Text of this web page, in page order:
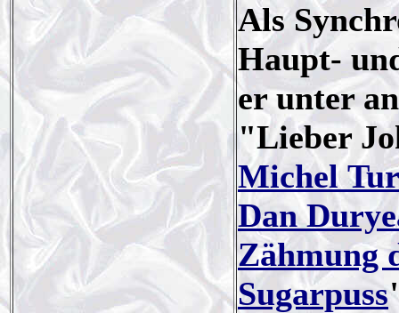
Als
Haupt-
er unter
"Lieber
Michel
Dan
Zähmung
Sugarpuss